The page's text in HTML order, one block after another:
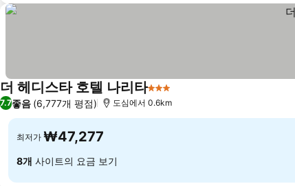
더 헤디스타 호텔 나리타3 성급
7.7좋음 (6,777개 평점) 도심에서 0.6km
최저가 ₩47,277
8개 사이트의 요금 보기